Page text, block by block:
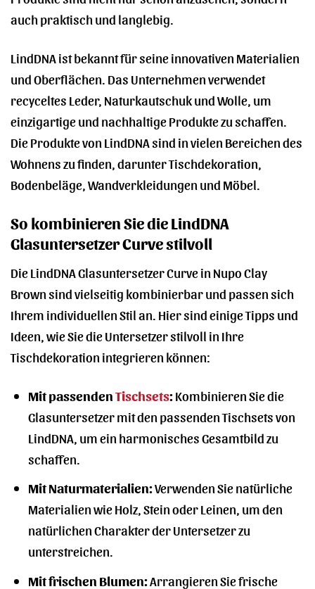
auch praktisch und langlebig.
LindDNA ist bekannt für seine innovativen Materialien
und Oberflächen. Das Unternehmen verwendet
recyceltes Leder, Naturkautschuk und Wolle, um
einzigartige und nachhaltige Produkte zu schaffen.
Die Produkte von LindDNA sind in vielen Bereichen des
Wohnens zu finden, darunter Tischdekoration,
Bodenbeläge, Wandverkleidungen und Möbel.
So kombinieren Sie die LindDNA
Glasuntersetzer Curve stilvoll
Die LindDNA Glasuntersetzer Curve in Nupo Clay
Brown sind vielseitig kombinierbar und passen sich
Ihrem individuellen Stil an. Hier sind einige Tipps und
Ideen, wie Sie die Untersetzer stilvoll in Ihre
Tischdekoration integrieren können:
Mit passendenTischsets:Kombinieren Sie die
Glasuntersetzer mit den passenden Tischsets von
LindDNA, um ein harmonisches Gesamtbild zu
schaffen.
Mit Naturmaterialien:Verwenden Sie natürliche
Materialien wie Holz, Stein oder Leinen, um den
natürlichen Charakter der Untersetzer zu
unterstreichen.
Mit frischen Blumen:Arrangieren Sie frische